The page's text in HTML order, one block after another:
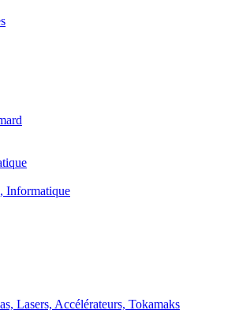
Informatique
Lasers, Accélérateurs, Tokamaks